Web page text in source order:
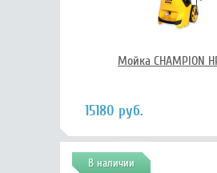
Мойка CHAMPION
15180 руб.
В наличии